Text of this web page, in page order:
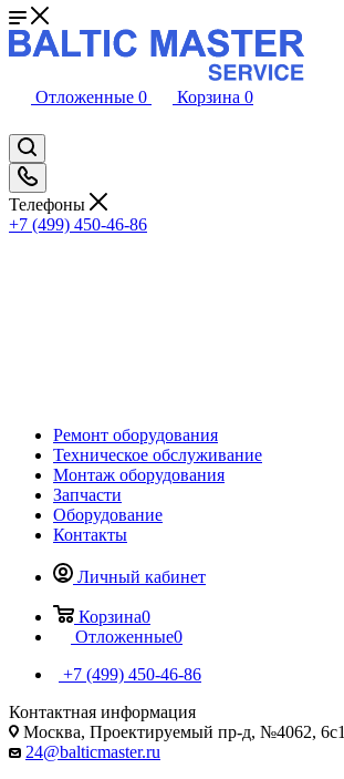
Отложенные 0 Корзина 0
Телефоны
+7 (499) 450-46-86
Ремонт оборудования
Техническое обслуживание
Монтаж оборудования
Запчасти
Оборудование
Контакты
Личный кабинет
Корзина0
Отложенные0
+7 (499) 450-46-86
Контактная информация
Москва, Проектируемый пр-д, №4062, 6с1
24@balticmaster.ru